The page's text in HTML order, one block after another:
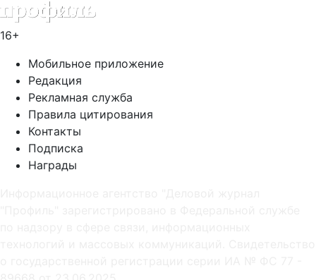
16+
Мобильное приложение
Редакция
Рекламная служба
Правила цитирования
Контакты
Подписка
Награды